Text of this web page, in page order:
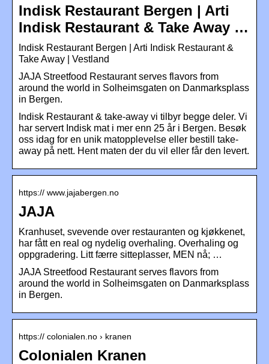
Indisk Restaurant Bergen | Arti
Indisk Restaurant & Take Away …
Indisk Restaurant Bergen | Arti Indisk Restaurant &
Take Away | Vestland
JAJA Streetfood Restaurant serves flavors from
around the world in Solheimsgaten on Danmarksplass
in Bergen.
Indisk Restaurant & take-away vi tilbyr begge deler. Vi
har servert Indisk mat i mer enn 25 år i Bergen. Besøk
oss idag for en unik matopplevelse eller bestill take-
away på nett. Hent maten der du vil eller får den levert.
https:// www.jajabergen.no
JAJA
Kranhuset, svevende over restauranten og kjøkkenet,
har fått en real og nydelig overhaling. Overhaling og
oppgradering. Litt færre sitteplasser, MEN nå; …
JAJA Streetfood Restaurant serves flavors from
around the world in Solheimsgaten on Danmarksplass
in Bergen.
https:// colonialen.no › kranen
Colonialen Kranen